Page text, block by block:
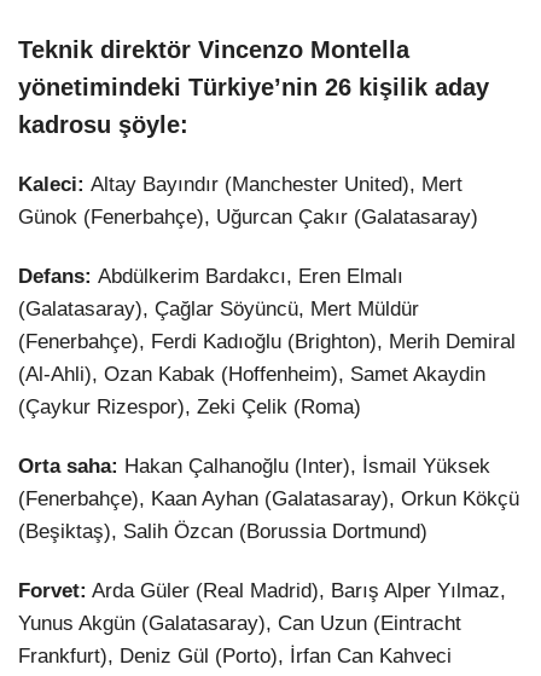
Teknik direktör Vincenzo Montella
yönetimindeki Türkiye’nin 26 kişilik aday
kadrosu şöyle:
Kaleci: Altay Bayındır (Manchester United), Mert
Günok (Fenerbahçe), Uğurcan Çakır (Galatasaray)
Defans: Abdülkerim Bardakcı, Eren Elmalı
(Galatasaray), Çağlar Söyüncü, Mert Müldür
(Fenerbahçe), Ferdi Kadıoğlu (Brighton), Merih Demiral
(Al-Ahli), Ozan Kabak (Hoffenheim), Samet Akaydin
(Çaykur Rizespor), Zeki Çelik (Roma)
Orta saha: Hakan Çalhanoğlu (Inter), İsmail Yüksek
(Fenerbahçe), Kaan Ayhan (Galatasaray), Orkun Kökçü
(Beşiktaş), Salih Özcan (Borussia Dortmund)
Forvet: Arda Güler (Real Madrid), Barış Alper Yılmaz,
Yunus Akgün (Galatasaray), Can Uzun (Eintracht
Frankfurt), Deniz Gül (Porto), İrfan Can Kahveci